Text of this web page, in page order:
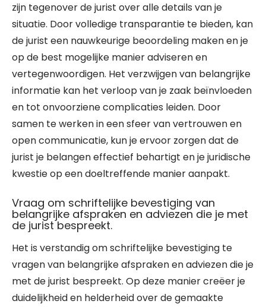
zijn tegenover de jurist over alle details van je
situatie. Door volledige transparantie te bieden, kan
de jurist een nauwkeurige beoordeling maken en je
op de best mogelijke manier adviseren en
vertegenwoordigen. Het verzwijgen van belangrijke
informatie kan het verloop van je zaak beïnvloeden
en tot onvoorziene complicaties leiden. Door
samen te werken in een sfeer van vertrouwen en
open communicatie, kun je ervoor zorgen dat de
jurist je belangen effectief behartigt en je juridische
kwestie op een doeltreffende manier aanpakt.
Vraag om schriftelijke bevestiging van
belangrijke afspraken en adviezen die je met
de jurist bespreekt.
Het is verstandig om schriftelijke bevestiging te
vragen van belangrijke afspraken en adviezen die je
met de jurist bespreekt. Op deze manier creëer je
duidelijkheid en helderheid over de gemaakte